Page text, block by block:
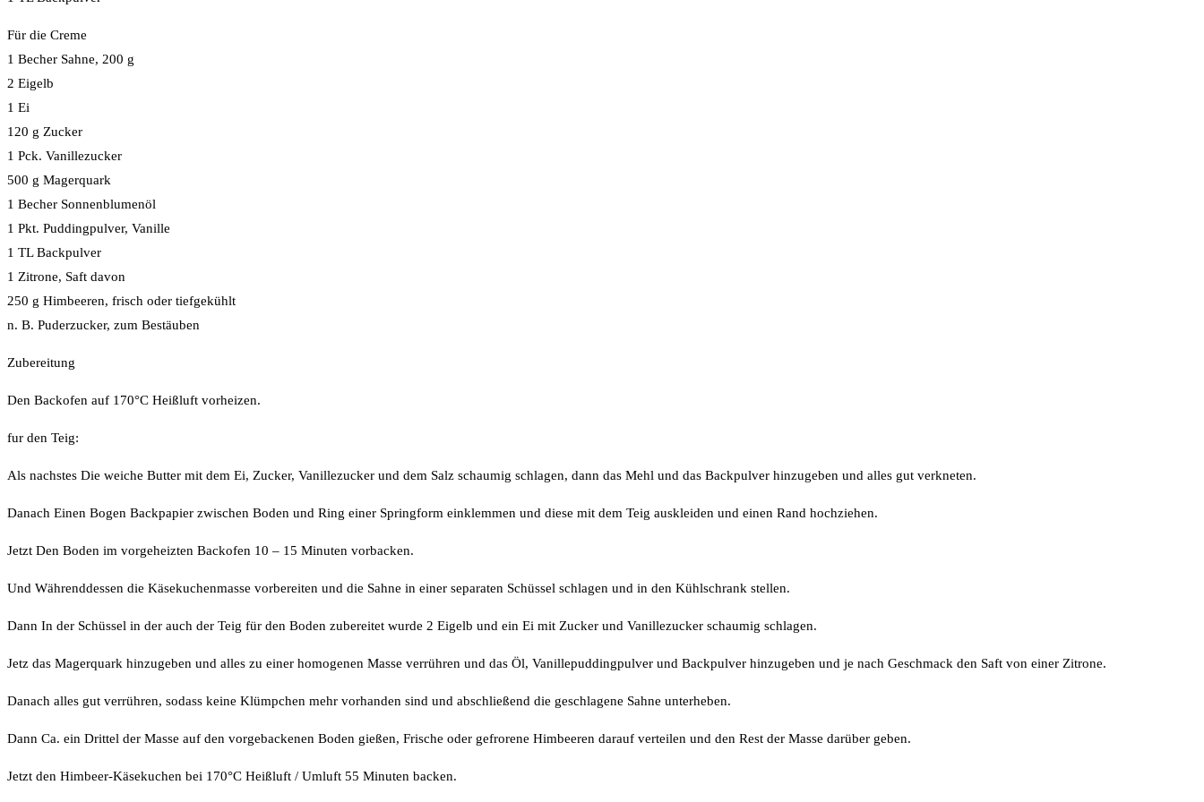
Für die Creme
1 Becher Sahne, 200 g
2 Eigelb
1 Ei
120 g Zucker
1 Pck. Vanillezucker
500 g Magerquark
1 Becher Sonnenblumenöl
1 Pkt. Puddingpulver, Vanille
1 TL Backpulver
1 Zitrone, Saft davon
250 g Himbeeren, frisch oder tiefgekühlt
n. B. Puderzucker, zum Bestäuben
Zubereitung
Den Backofen auf 170°C Heißluft vorheizen.
fur den Teig:
Als nachstes Die weiche Butter mit dem Ei, Zucker, Vanillezucker und dem Salz schaumig schlagen, dann das Mehl und das Backpulver hinzugeben und alles gut verkneten.
Danach Einen Bogen Backpapier zwischen Boden und Ring einer Springform einklemmen und diese mit dem Teig auskleiden und einen Rand hochziehen.
Jetzt Den Boden im vorgeheizten Backofen 10 – 15 Minuten vorbacken.
Und Währenddessen die Käsekuchenmasse vorbereiten und die Sahne in einer separaten Schüssel schlagen und in den Kühlschrank stellen.
Dann In der Schüssel in der auch der Teig für den Boden zubereitet wurde 2 Eigelb und ein Ei mit Zucker und Vanillezucker schaumig schlagen.
Jetz das Magerquark hinzugeben und alles zu einer homogenen Masse verrühren und das Öl, Vanillepuddingpulver und Backpulver hinzugeben und je nach Geschmack den Saft von einer Zitrone.
Danach alles gut verrühren, sodass keine Klümpchen mehr vorhanden sind und abschließend die geschlagene Sahne unterheben.
Dann Ca. ein Drittel der Masse auf den vorgebackenen Boden gießen, Frische oder gefrorene Himbeeren darauf verteilen und den Rest der Masse darüber geben.
Jetzt den Himbeer-Käsekuchen bei 170°C Heißluft / Umluft 55 Minuten backen.